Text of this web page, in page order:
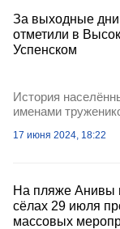
За выходные
отметили в
Успенском
История
именами
17 июня 2024, 18:22
На пляже Анивы
сёлах 29 июля
массовых